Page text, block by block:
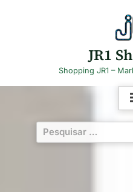
JR1
Shopping JR1 –
Pesquisar
por: